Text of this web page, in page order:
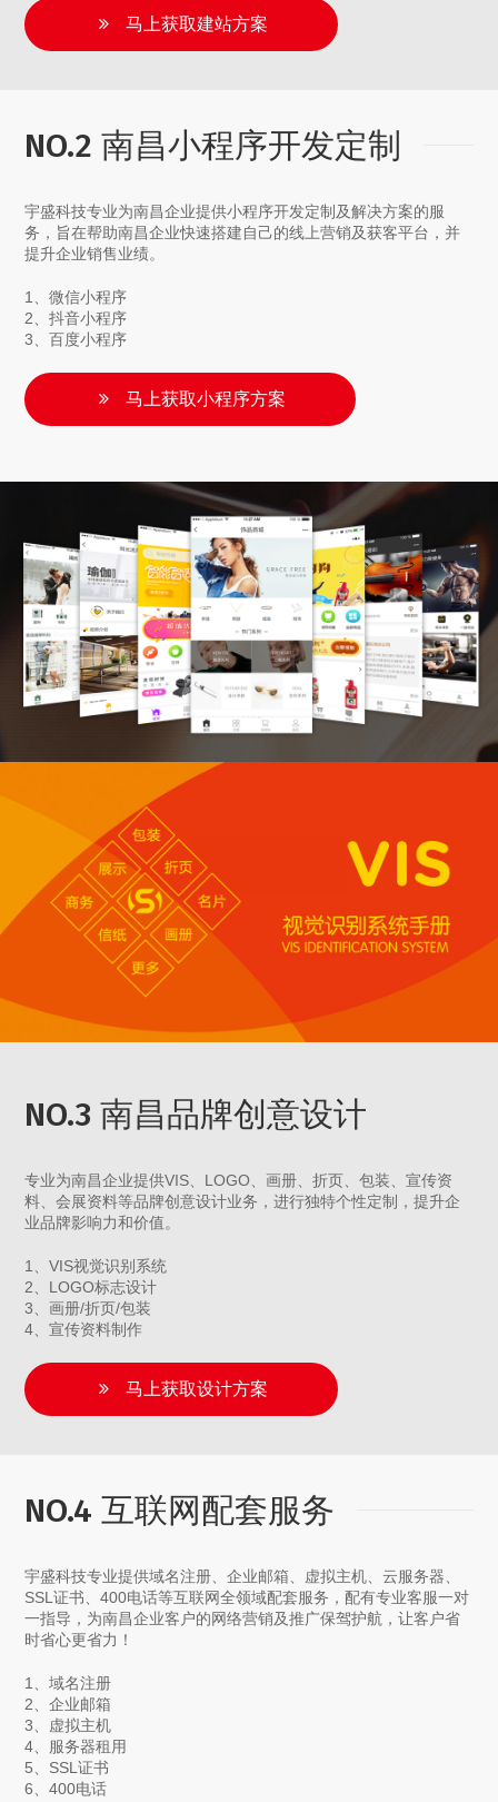
马上获取建站方案
NO.2 南昌小程序开发定制
宇盛科技专业为南昌企业提供小程序开发定制及解决方案的服
务，旨在帮助南昌企业快速搭建自己的线上营销及获客平台，并
提升企业销售业绩。
1、微信小程序
2、抖音小程序
3、百度小程序
马上获取小程序方案
NO.3 南昌品牌创意设计
专业为南昌企业提供VIS、LOGO、画册、折页、包装、宣传资
料、会展资料等品牌创意设计业务，进行独特个性定制，提升企
业品牌影响力和价值。
1、VIS视觉识别系统
2、LOGO标志设计
3、画册/折页/包装
4、宣传资料制作
马上获取设计方案
NO.4 互联网配套服务
宇盛科技专业提供域名注册、企业邮箱、虚拟主机、云服务器、
SSL证书、400电话等互联网全领域配套服务，配有专业客服一对
一指导，为南昌企业客户的网络营销及推广保驾护航，让客户省
时省心更省力！
1、域名注册
2、企业邮箱
3、虚拟主机
4、服务器租用
5、SSL证书
6、400电话